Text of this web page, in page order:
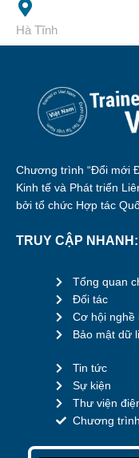
Hà Tĩnh
Chương trình “Đổi mới
Kinh tế và Phát triển
bởi tổ chức Hợp tác
TRUY CẬP NHANH:
Tổng quan
Đối tác
Cơ hội nghề
Bảo mật dữ
Tin tức
Sự kiện
Thư viện
Chương